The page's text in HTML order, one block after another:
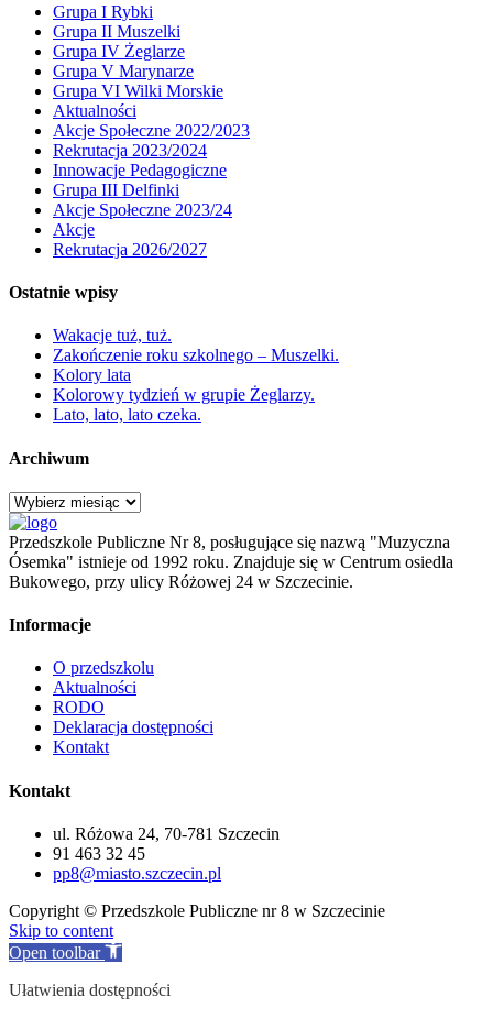
Grupa I Rybki
Grupa II Muszelki
Grupa IV Żeglarze
Grupa V Marynarze
Grupa VI Wilki Morskie
Aktualności
Akcje Społeczne 2022/2023
Rekrutacja 2023/2024
Innowacje Pedagogiczne
Grupa III Delfinki
Akcje Społeczne 2023/24
Akcje
Rekrutacja 2026/2027
Ostatnie wpisy
Wakacje tuż, tuż.
Zakończenie roku szkolnego – Muszelki.
Kolory lata
Kolorowy tydzień w grupie Żeglarzy.
Lato, lato, lato czeka.
Archiwum
Archiwum
Przedszkole Publiczne Nr 8, posługujące się nazwą "Muzyczna
Ósemka" istnieje od 1992 roku. Znajduje się w Centrum osiedla
Bukowego, przy ulicy Różowej 24 w Szczecinie.
Informacje
O przedszkolu
Aktualności
RODO
Deklaracja dostępności
Kontakt
Kontakt
ul. Różowa 24, 70-781 Szczecin
91 463 32 45
pp8@miasto.szczecin.pl
Copyright © Przedszkole Publiczne nr 8 w Szczecinie
Skip to content
Open toolbar
Ułatwienia dostępności